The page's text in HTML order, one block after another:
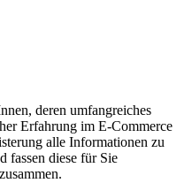
deren umfangreiches
Erfahrung im E-Commerce
alle Informationen zu
fassen diese für Sie